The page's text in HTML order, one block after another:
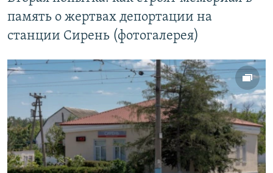
память о жертвах депортации на
станции Сирень (фотогалерея)